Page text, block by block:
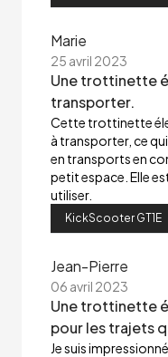
Marie
25 avril 2023
Une trottinette
transporter.
Cette trottinette
à transporter, ce
en transports en
petit espace. Elle
utiliser.
KickScooter GT1E
Jean-Pierre
06 avril 2023
Une trottinette
pour les trajets
Je suis